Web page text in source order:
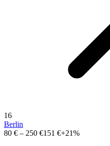
16
Berlin
80 € – 250 €151 €+21%